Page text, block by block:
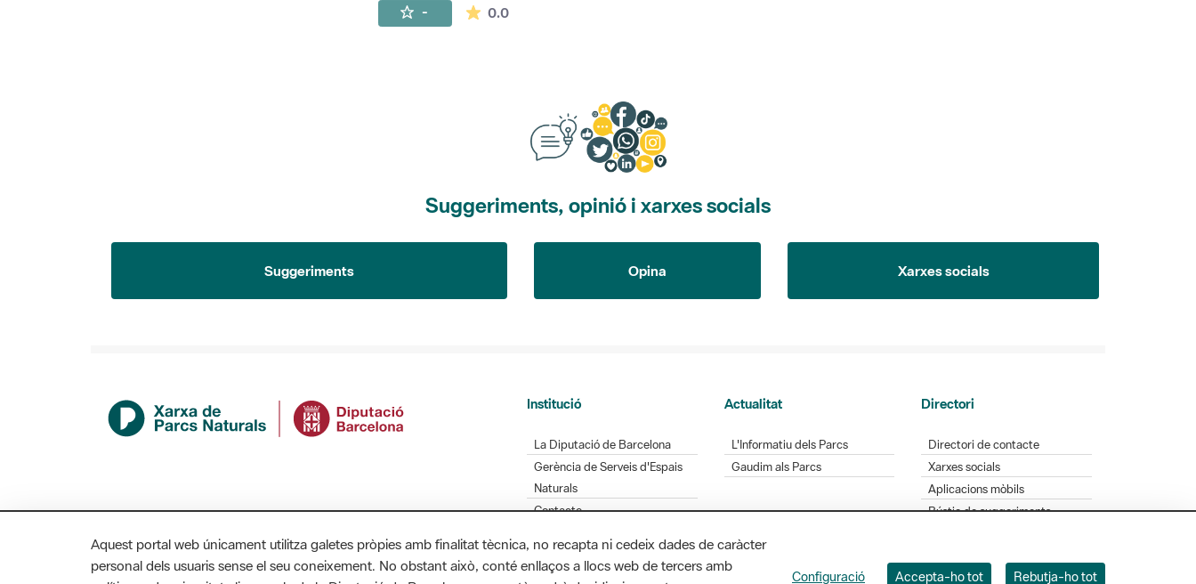
- 0.0La mitjana de les valoracions és de 0 estrelles de 5.
Suggeriments, opinió i xarxes socials
Suggeriments Opina Xarxes socials
Institució
La Diputació de Barcelona
Gerència de Serveis d'Espais
Naturals
Contacte
Actualitat
L'Informatiu dels Parcs
Gaudim als Parcs
Directori
Directori de contacte
Xarxes socials
Aplicacions mòbils
Bústia de suggeriments
Aquest portal web únicament utilitza galetes pròpies amb finalitat tècnica, no recapta ni cedeix dades de caràcter
personal dels usuaris sense el seu coneixement. No obstant això, conté enllaços a llocs web de tercers amb
Configuració Accepta-ho tot Rebutja-ho tot